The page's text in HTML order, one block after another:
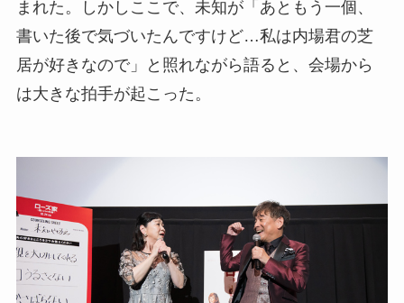
まれた。しかしここで、未知が「あともう一個、
書いた後で気づいたんですけど…私は内場君の芝
居が好きなので」と照れながら語ると、会場から
は大きな拍手が起こった。